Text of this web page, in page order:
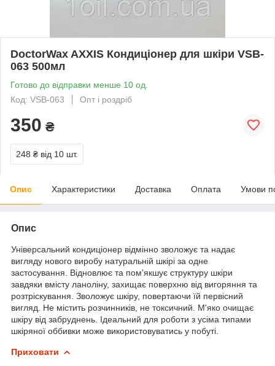
DoctorWax AXXIS Кондиціонер для шкіри VSB-
063 500мл
Готово до відправки менше 10 од.
Код: VSB-063
Опт і роздріб
350 ₴
248 ₴ від 10 шт.
Опис Характеристики Доставка Оплата Умови
Опис
Універсальний кондиціонер відмінно зволожує та надає
вигляду нового виробу натуральній шкірі за одне
застосування. Відновлює та пом'якшує структуру шкіри
завдяки вмісту ланоліну, захищає поверхню від вигоряння та
розтріскування. Зволожує шкіру, повертаючи їй первісний
вигляд. Не містить розчинників, не токсичний. М'яко очищає
шкіру від забруднень. Ідеальний для роботи з усіма типами
шкіряної оббивки може використовуватись у побуті.
Приховати